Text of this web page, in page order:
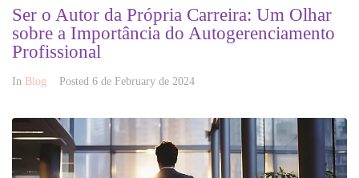
Ser o Autor da Própria Carreira: Um Olhar
sobre a Importância do Autogerenciamento
Profissional
In Blog Posted 6 de February de 2024